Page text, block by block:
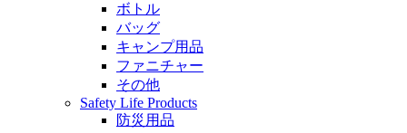
ボトル
バッグ
キャンプ用品
ファニチャー
その他
Safety Life Products
防災用品